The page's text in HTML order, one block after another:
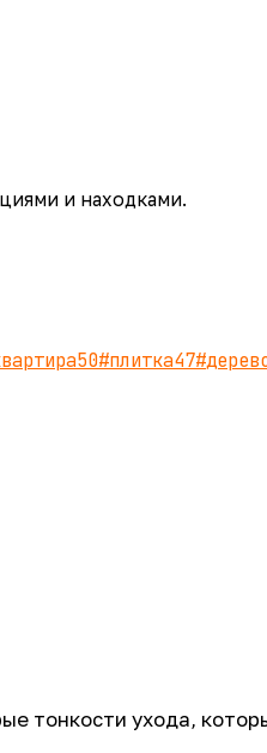
и находками.
50#плитка47#
тонкости ухода,